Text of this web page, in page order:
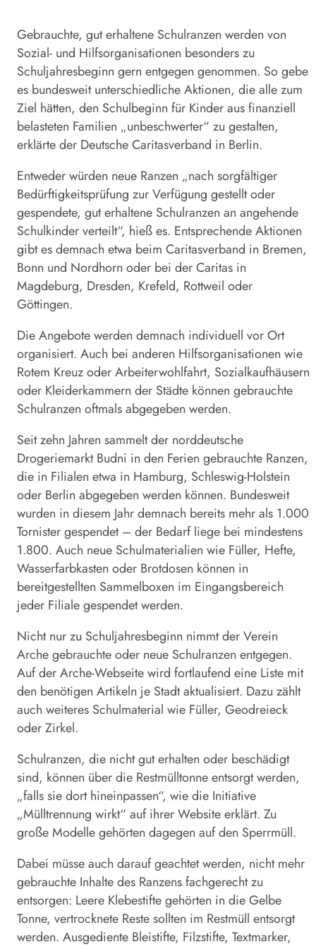
Gebrauchte, gut erhaltene Schulranzen werden von
Sozial- und Hilfsorganisationen besonders zu
Schuljahresbeginn gern entgegen genommen. So gebe
es bundesweit unterschiedliche Aktionen, die alle zum
Ziel hätten, den Schulbeginn für Kinder aus finanziell
belasteten Familien „unbeschwerter“ zu gestalten,
erklärte der Deutsche Caritasverband in Berlin.
Entweder würden neue Ranzen „nach sorgfältiger
Bedürftigkeitsprüfung zur Verfügung gestellt oder
gespendete, gut erhaltene Schulranzen an angehende
Schulkinder verteilt“, hieß es. Entsprechende Aktionen
gibt es demnach etwa beim Caritasverband in Bremen,
Bonn und Nordhorn oder bei derCaritas in
Magdeburg, Dresden, Krefeld, Rottweil oder
Göttingen.
Die Angebote werden demnach individuell vor Ort
organisiert. Auch bei anderen Hilfsorganisationen wie
Rotem Kreuz oder Arbeiterwohlfahrt, Sozialkaufhäusern
oder Kleiderkammern der Städte können gebrauchte
Schulranzen oftmals abgegeben werden.
Seit zehn Jahren sammelt der norddeutsche
Drogeriemarkt Budni in den Ferien gebrauchte Ranzen,
die in Filialen etwa in Hamburg, Schleswig-Holstein
oder Berlin abgegeben werden können. Bundesweit
wurden in diesem Jahr demnach bereits mehr als 1.000
Tornister gespendet – der Bedarf liege bei mindestens
1.800. Auch neue Schulmaterialien wie Füller, Hefte,
Wasserfarbkasten oder Brotdosen können in
bereitgestellten Sammelboxen im Eingangsbereich
jeder Filiale gespendet werden.
Nicht nur zu Schuljahresbeginn nimmt der Verein
Arche gebrauchte oder neue Schulranzen entgegen.
Auf der Arche-Webseite wird fortlaufend eine Liste mit
den benötigen Artikeln je Stadt aktualisiert. Dazu zählt
auch weiteres Schulmaterial wie Füller, Geodreieck
oder Zirkel.
Schulranzen, die nicht gut erhalten oder beschädigt
sind, können über die Restmülltonne entsorgt werden,
„falls sie dort hineinpassen“, wie die Initiative
„Mülltrennung wirkt“ auf ihrer Website erklärt. Zu
große Modelle gehörten dagegen auf den Sperrmüll.
Dabei müsse auch darauf geachtet werden, nicht mehr
gebrauchte Inhalte des Ranzens fachgerecht zu
entsorgen: Leere Klebestifte gehörten in die Gelbe
Tonne, vertrocknete Reste sollten im Restmüll entsorgt
werden. Ausgediente Bleistifte, Filzstifte, Textmarker,